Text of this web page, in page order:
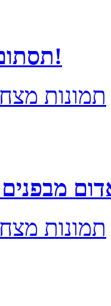
תסתום את הפה כבר!
תמונות
תמונות